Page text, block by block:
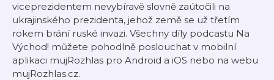
viceprezidentem nevybíravě slovně zaútočili na
ukrajinského prezidenta, jehož země se už třetím
rokem brání ruské invazi. Všechny díly podcastu Na
Východ! můžete pohodlně poslouchat v mobilní
aplikaci mujRozhlas pro Android a iOS nebo na webu
mujRozhlas.cz.